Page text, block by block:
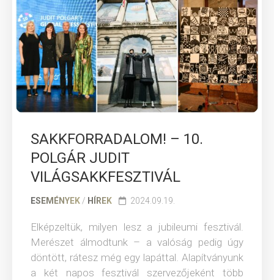
SAKKFORRADALOM! – 10.
POLGÁR JUDIT
VILÁGSAKKFESZTIVÁL
ESEMÉNYEK/ HÍREK 2024.09.19.
Elképzeltük, milyen lesz a jubileumi fesztivál.
Merészet álmodtunk – a valóság pedig úgy
döntött, rátesz még egy lapáttal. Alapítványunk
a két napos fesztivál szervezőjeként több